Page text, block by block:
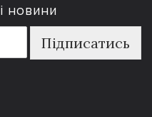
новини
Підписатись